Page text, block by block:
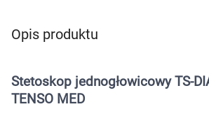
Marki
Opis produktu
Stetoskop jednogłowicowy TS-
TENSO MED